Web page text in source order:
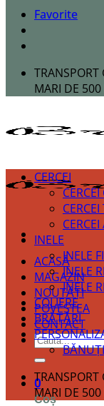
Favorite
TRANSPORT
MARI DE 500
ACASĂ
MAGAZIN
NOUTĂȚI
POVESTEA
CONTACT
Caută
după:
0
Coș
CERCEI
INELE
INELE
INELE
INELE
COLIERE
BRĂȚĂRI
TRANSPORT
MARI DE 500